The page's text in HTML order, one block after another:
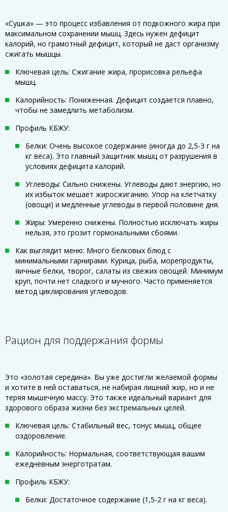
«Сушка» — это процесс избавления от подкожного жира при
максимальном сохранении мышц. Здесь нужен дефицит
калорий, но грамотный дефицит, который не даст организму
сжигать мышцы.
Ключевая цель: Сжигание жира, прорисовка рельефа
мышц.
Калорийность: Пониженная. Дефицит создается плавно,
чтобы не замедлить метаболизм.
Профиль КБЖУ:
Белки: Очень высокое содержание (иногда до 2,5-3 г на
кг веса). Это главный защитник мышц от разрушения в
условиях дефицита калорий.
Углеводы: Сильно снижены. Углеводы дают энергию, но
их избыток мешает жиросжиганию. Упор на клетчатку
(овощи) и медленные углеводы в первой половине дня.
Жиры: Умеренно снижены. Полностью исключать жиры
нельзя, это грозит гормональными сбоями.
Как выглядит меню: Много белковых блюд с
минимальными гарнирами. Курица, рыба, морепродукты,
яичные белки, творог, салаты из свежих овощей. Минимум
круп, почти нет сладкого и мучного. Часто применяется
метод циклирования углеводов.
Рацион для поддержания формы
Это «золотая середина». Вы уже достигли желаемой формы
и хотите в ней оставаться, не набирая лишний жир, но и не
теряя мышечную массу. Это также идеальный вариант для
здорового образа жизни без экстремальных целей.
Ключевая цель: Стабильный вес, тонус мышц, общее
оздоровление.
Калорийность: Нормальная, соответствующая вашим
ежедневным энерготратам.
Профиль КБЖУ:
Белки: Достаточное содержание (1,5-2 г на кг веса).